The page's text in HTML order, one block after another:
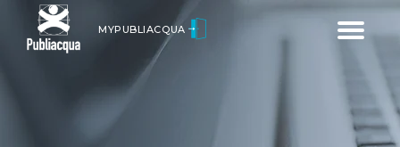
Toggle
MYPUBLIACQUA